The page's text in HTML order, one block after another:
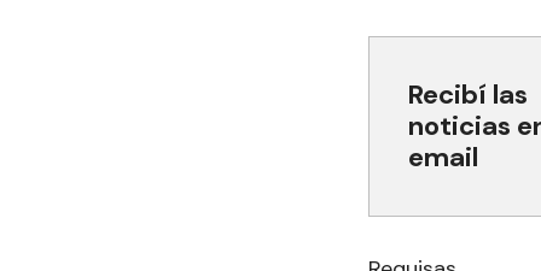
Recibí las
noticias
email